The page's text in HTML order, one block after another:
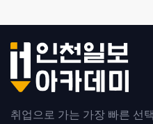
취업으로 가는 가장 빠른 선택